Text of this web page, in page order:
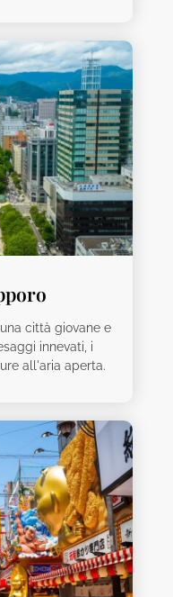
città giovane e
innevati, i
all'aria aperta.